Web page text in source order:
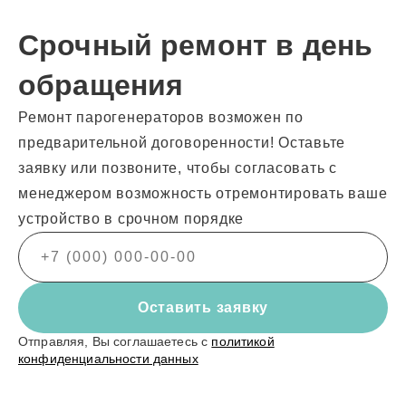
Срочный ремонт в день
обращения
Ремонт парогенераторов возможен по
предварительной договоренности! Оставьте
заявку или позвоните, чтобы согласовать с
менеджером возможность отремонтировать ваше
устройство в срочном порядке
Оставить заявку
Отправляя, Вы соглашаетесь с политикой
конфиденциальности данных